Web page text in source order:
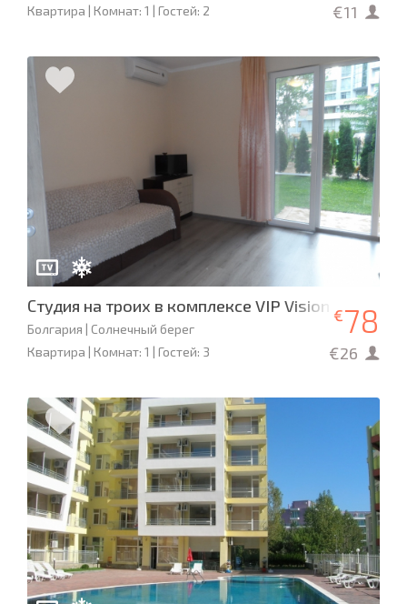
Квартира | Комнат: 1 | Гостей: 2
€11
Студия на троих в комплексе VIP Vision
Болгария | Солнечный берег
Квартира | Комнат: 1 | Гостей: 3
€78
€26